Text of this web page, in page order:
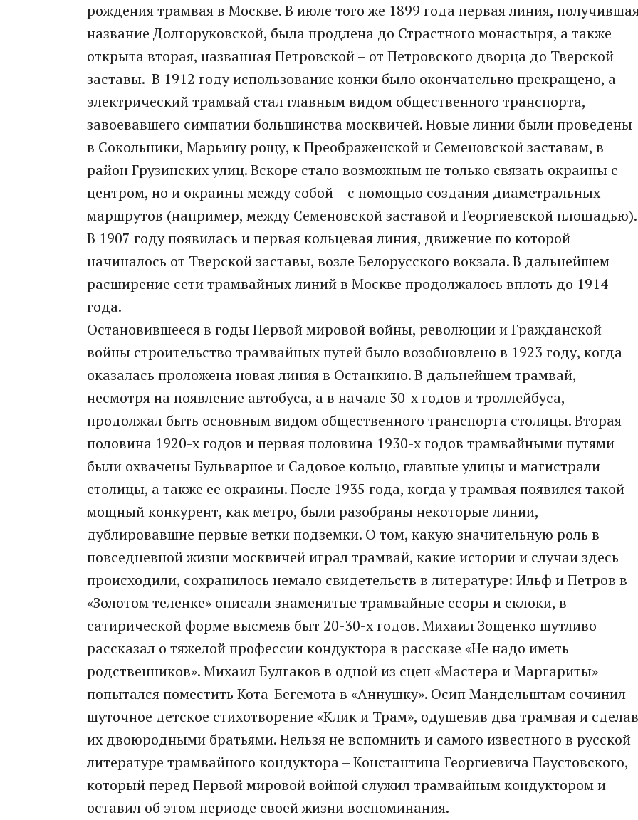
рождения трамвая в Москве. В июле того же 1899 года первая линия,
название Долгоруковской, была продлена до Страстного монастыря, а также
открыта вторая, названная Петровской – от Петровского дворца до Тверской
заставы. В 1912 году использование конки было окончательно прекращено, а
электрический трамвай стал главным видом общественного транспорта,
завоевавшего симпатии большинства москвичей. Новые линии были проведены
в Сокольники, Марьину рощу, к Преображенской и Семеновской заставам, в
район Грузинских улиц. Вскоре стало возможным не только связать окраины с
центром, но и окраины между собой – с помощью создания диаметральных
маршрутов (например, между Семеновской заставой и Георгиевской площадью).
В 1907 году появилась и первая кольцевая линия, движение по которой
начиналось от Тверской заставы, возле Белорусского вокзала. В дальнейшем
расширение сети трамвайных линий в Москве продолжалось вплоть до 1914
года.
Остановившееся в годы Первой мировой войны, революции и Гражданской
войны строительство трамвайных путей было возобновлено в 1923 году, когда
оказалась проложена новая линия в Останкино. В дальнейшем трамвай,
несмотря на появление автобуса, а в начале 30-х годов и троллейбуса,
продолжал быть основным видом общественного транспорта столицы. Вторая
половина 1920-х годов и первая половина 1930-х годов трамвайными путями
были охвачены Бульварное и Садовое кольцо, главные улицы и магистрали
столицы, а также ее окраины. После 1935 года, когда у трамвая появился такой
мощный конкурент, как метро, были разобраны некоторые линии,
дублировавшие первые ветки подземки. О том, какую значительную роль в
повседневной жизни москвичей играл трамвай, какие истории и случаи здесь
происходили, сохранилось немало свидетельств в литературе: Ильф и Петров в
«Золотом теленке» описали знаменитые трамвайные ссоры и склоки, в
сатирической форме высмеяв быт 20-30-х годов. Михаил Зощенко шутливо
рассказал о тяжелой профессии кондуктора в рассказе «Не надо иметь
родственников». Михаил Булгаков в одной из сцен «Мастера и Маргариты»
попытался поместить Кота-Бегемота в «Аннушку». Осип Мандельштам сочинил
шуточное детское стихотворение «Клик и Трам», одушевив два трамвая и сделав
их двоюродными братьями. Нельзя не вспомнить и самого известного в русской
литературе трамвайного кондуктора – Константина Георгиевича Паустовского,
который перед Первой мировой войной служил трамвайным кондуктором и
оставил об этом периоде своей жизни воспоминания.